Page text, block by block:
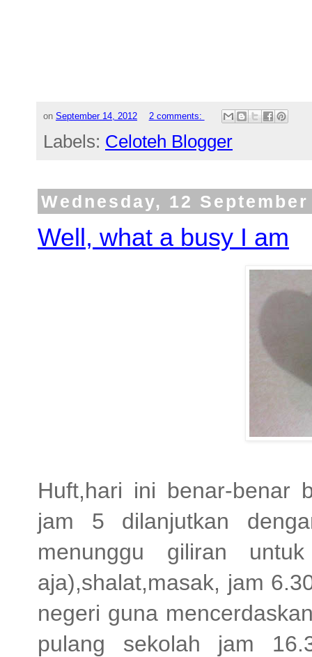
on September 14, 2012 2 comments:
Labels: Celoteh Blogger
Wednesday, 12
Well, what a busy I am
Huft,hari ini benar-benar
jam 5 dilanjutkan
menunggu giliran
aja),shalat,masak, jam
negeri guna
pulang sekolah jam